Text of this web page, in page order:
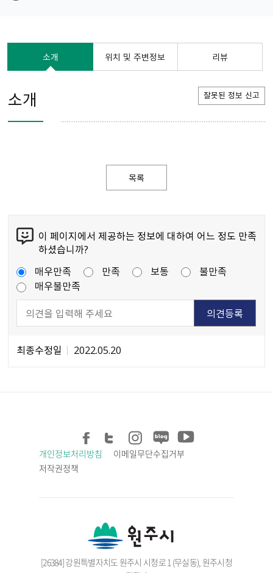
소개 위치 및 주변정보 리뷰
소개 잘못된 정보 신고
목록
이 페이지에서 제공하는 정보에 대하여 어느 정도 만족
하셨습니까?
매우만족
만족 보통
불만족
매우불만족
최종수정일 2022.05.20
개인정보처리방침
이메일무단수집거부
저작권정책
[26384] 강원특별자치도 원주시 시청로 1 (무실동), 원주시청